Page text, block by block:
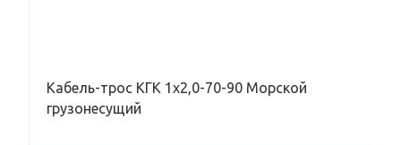
Кабель-трос КГК 1х2,0-70-90 Морской
грузонесущий